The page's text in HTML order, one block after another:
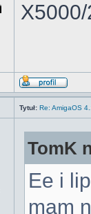
Tytuł: Re: AmigaOS
TomK
Ee i
mam